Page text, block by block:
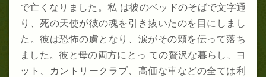
で亡くなりました。私 は彼のベッドのそばで文字通
り、死の天使が彼の魂を引き抜いたのを目にしまし
た。彼は恐怖の虜となり、涙がその頬を伝って落ち
ました。彼と母の両方にとっ ての贅沢な暮らし、ヨ
ット、カントリークラブ、高価な車などの全ては利